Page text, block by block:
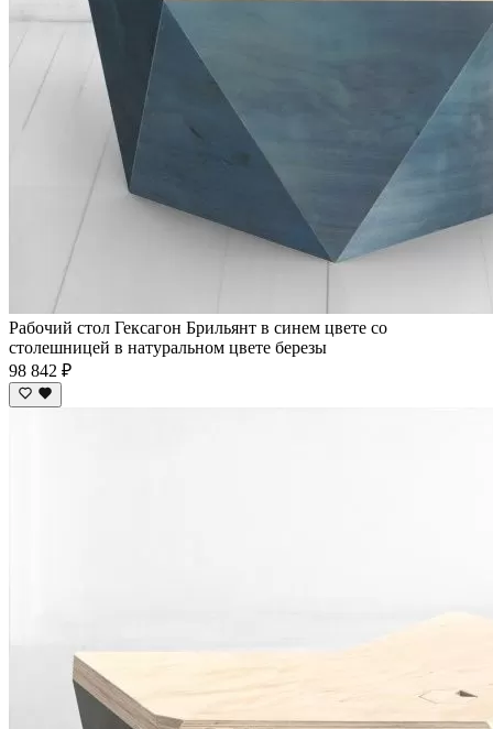
Рабочий стол Гексагон Брильянт в синем цвете со
столешницей в натуральном цвете березы
98 842 ₽